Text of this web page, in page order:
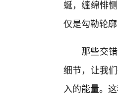
蜒，缠绵悱
仅是勾勒轮
那些交
细节，让我
入的能量。